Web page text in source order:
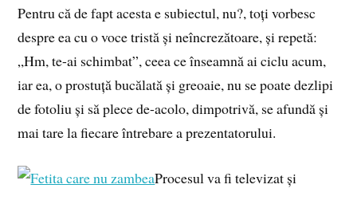
Pentru că de fapt acesta e subiectul, nu?, toți vorbesc
despre ea cu o voce tristă și neîncrezătoare, și repetă:
„Hm, te-ai schimbat”, ceea ce înseamnă ai ciclu acum,
iar ea, o prostuță bucălată și greoaie, nu se poate dezlipi
de fotoliu și să plece de-acolo, dimpotrivă, se afundă și
mai tare la fiecare întrebare a prezentatorului.
Procesul va fi televizat și